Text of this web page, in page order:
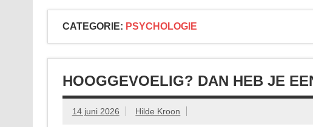
CATEGORIE: PSYCHOLOGIE
HOOGGEVOELIG? DAN HEB JE
14 juni 2026 Hilde Kroon